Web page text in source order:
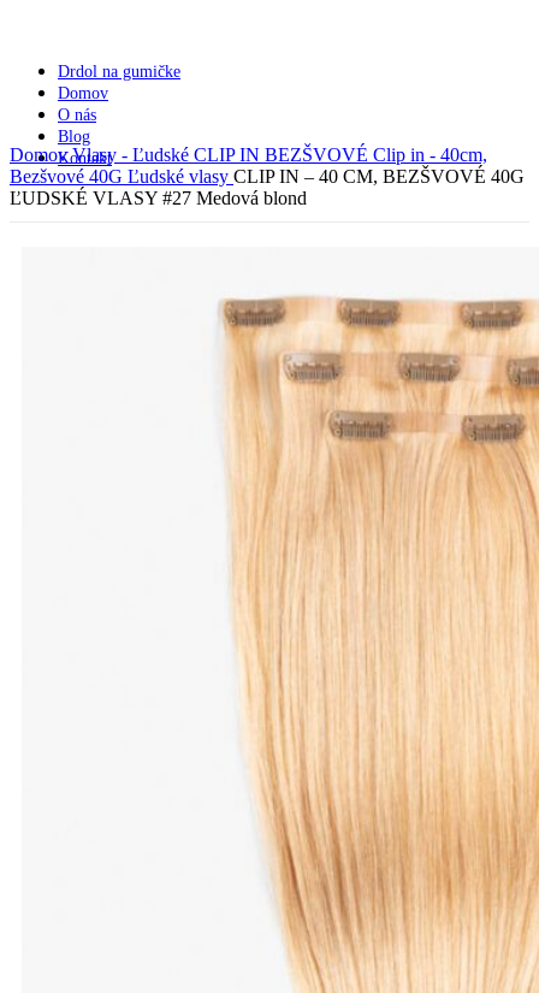
Drdol na gumičke
Domov
O nás
Blog
Kontakt
DomovVlasy - Ľudské CLIP IN BEZŠVOVÉ Clip in - 40cm,
Bezšvové 40G Ľudské vlasy CLIP IN – 40 CM, BEZŠVOVÉ 40G
ĽUDSKÉ VLASY #27 Medová blond